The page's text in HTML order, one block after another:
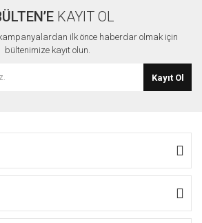
KAYIT OL
ilk önce haberdar olmak için
bültenimize kayıt olun.
Kayıt Ol